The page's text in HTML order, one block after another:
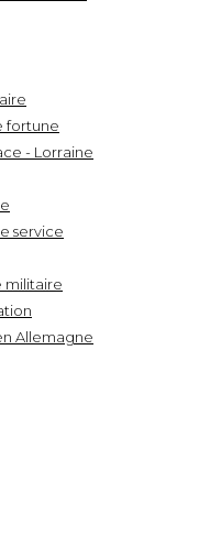
fortune
- Lorraine
service
militaire
Allemagne